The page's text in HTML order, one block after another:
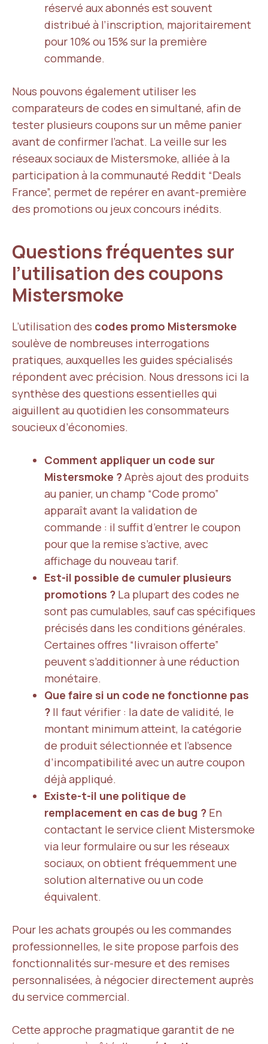
réservé aux abonnés est souvent
distribué à l’inscription, majoritairement
pour 10% ou 15% sur la première
commande.
Nous pouvons également utiliser les
comparateurs de codes en simultané, afin de
tester plusieurs coupons sur un même panier
avant de confirmer l’achat. La veille sur les
réseaux sociaux de Mistersmoke, alliée à la
participation à la communauté Reddit “Deals
France”, permet de repérer en avant-première
des promotions ou jeux concours inédits.
Questions fréquentes sur
l’utilisation des coupons
Mistersmoke
L’utilisation des codes promo Mistersmoke
soulève de nombreuses interrogations
pratiques, auxquelles les guides spécialisés
répondent avec précision. Nous dressons ici la
synthèse des questions essentielles qui
aiguillent au quotidien les consommateurs
soucieux d’économies.
Comment appliquer un code sur
Mistersmoke ?Après ajout des produits
au panier, un champ “Code promo”
apparaît avant la validation de
commande : il suffit d’entrer le coupon
pour que la remise s’active, avec
affichage du nouveau tarif.
Est-il possible de cumuler plusieurs
promotions ? La plupart des codes ne
sont pas cumulables, sauf cas spécifiques
précisés dans les conditions générales.
Certaines offres “livraison offerte”
peuvent s’additionner à une réduction
monétaire.
Que faire si un code ne fonctionne pas
? Il faut vérifier : la date de validité, le
montant minimum atteint, la catégorie
de produit sélectionnée et l’absence
d’incompatibilité avec un autre coupon
déjà appliqué.
Existe-t-il une politique de
remplacement en cas de bug ? En
contactant le service client Mistersmoke
via leur formulaire ou sur les réseaux
sociaux, on obtient fréquemment une
solution alternative ou un code
équivalent.
Pour les achats groupés ou les commandes
professionnelles, le site propose parfois des
fonctionnalités sur-mesure et des remises
personnalisées, à négocier directement auprès
du service commercial.
Cette approche pragmatique garantit de ne